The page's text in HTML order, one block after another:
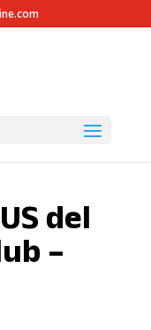
del
–